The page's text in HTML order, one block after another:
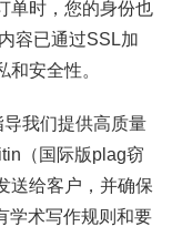
单时，您的身份也
容已通过SSL加
安全性。
导我们提供高质量
（国际版plag窃
送给客户，并确保
学术写作规则和要